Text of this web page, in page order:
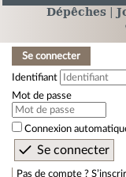
Dépêches
Se connecter
Identifiant
Mot de passe
Connexion
Pas de compte ?